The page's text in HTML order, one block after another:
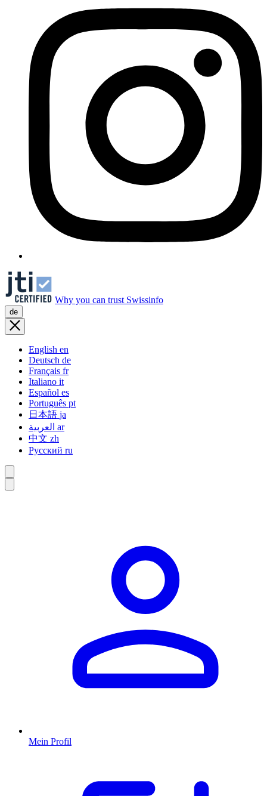
Why you can trust Swissinfo
de
English en
Deutsch de
Français fr
Italiano it
Español es
Português pt
日本語 ja
ar
中文 zh
Русский ru
Mein Profil